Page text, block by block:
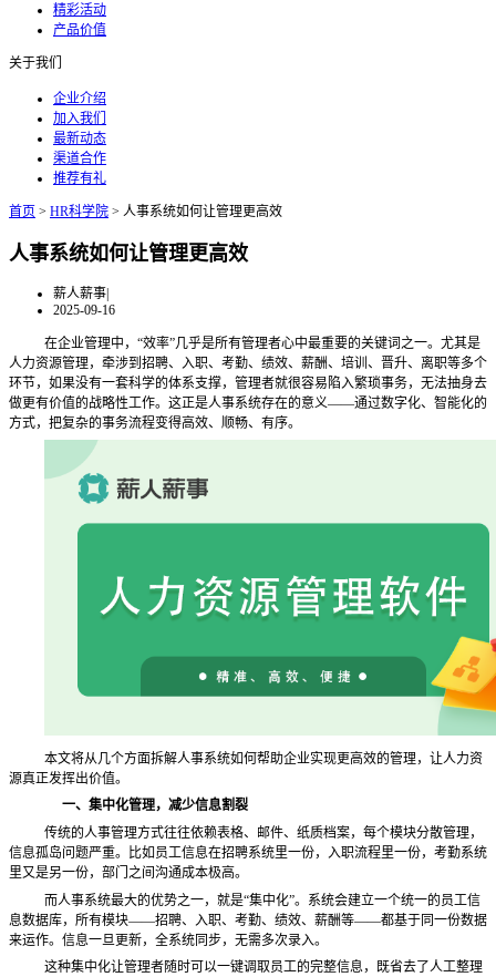
精彩活动
产品价值
关于我们
企业介绍
加入我们
最新动态
渠道合作
推荐有礼
首页 > HR科学院 > 人事系统如何让管理更高效
人事系统如何让管理更高效
薪人薪事|
2025-09-16
在企业管理中， “效率”几乎是所有管理者心中最重要的关键词之一。尤其是
人力资源管理，牵涉到招聘、入职、考勤、绩效、薪酬、培训、晋升、离职等多个
环节，如果没有一套科学的体系支撑，管理者就很容易陷入繁琐事务，无法抽身去
做更有价值的战略性工作。这正是人事系统存在的意义——通过数字化、智能化的
方式，把复杂的事务流程变得高效、顺畅、有序。
本文将从几个方面拆解人事系统如何帮助企业实现更高效的管理，让人力资
源真正发挥出价值。
一、集中化管理，减少信息割裂
传统的人事管理方式往往依赖表格、邮件、纸质档案，每个模块分散管理，
信息孤岛问题严重。比如员工信息在招聘系统里一份，入职流程里一份，考勤系统
里又是另一份，部门之间沟通成本极高。
而人事系统最大的优势之一，就是“集中化”。系统会建立一个统一的员工信
息数据库，所有模块——招聘、入职、考勤、绩效、薪酬等——都基于同一份数据
来运作。信息一旦更新，全系统同步，无需多次录入。
这种集中化让管理者随时可以一键调取员工的完整信息，既省去了人工整理